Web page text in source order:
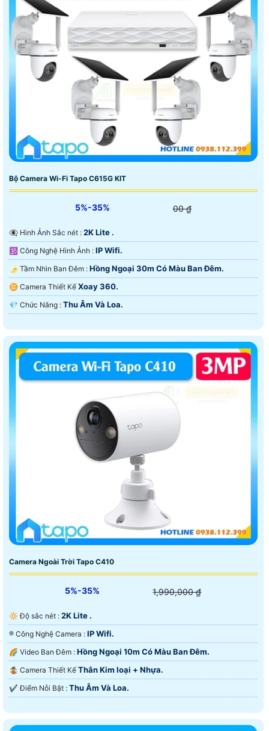
Bộ Camera Wi-Fi Tapo C615G KIT
5%-35% 00 ₫
👁️‍🗨 Hình Ảnh Sắc nét : 2K Lite .
🕉️ Công Nghệ Hình Ảnh : IP Wifi.
🌛 Tầm Nhìn Ban Đêm : Hồng Ngoại 30m Có Màu Ban Ðêm.
♊ Camera Thiết Kế Xoay 360.
️💎 Chức Năng : Thu Âm Và Loa.
Camera Ngoài Trời Tapo C410
5%-35% 1,990,000 ₫
🔆 Độ sắc nét : 2K Lite .
®️ Công Nghệ Camera : IP Wifi.
🌈 Video Ban Đêm : Hồng Ngoại 10m Có Màu Ban Ðêm.
🤹 Camera Thiết Kế Thân Kim loại + Nhựa.
️✔️ Điểm Nỗi Bật : Thu Âm Và Loa.